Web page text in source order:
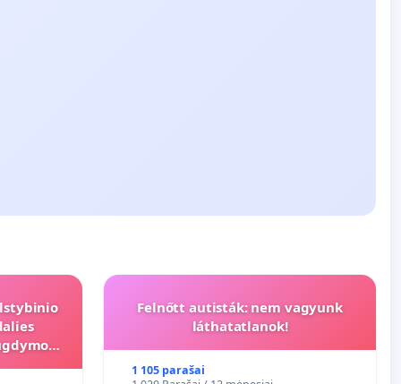
Felnőtt autisták: nem vagyunk
láthatatlanok!
1 105 parašai